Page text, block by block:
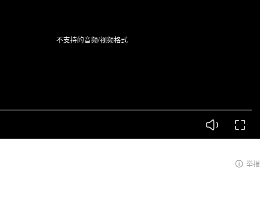
不支持的音频/视频格式
举报